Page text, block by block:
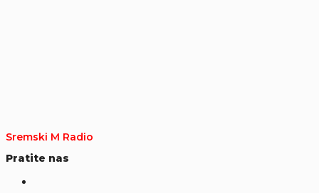
Sremski M Radio
Pratite nas